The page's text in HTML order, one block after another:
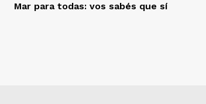
Mar para todas: vos sabés que sí